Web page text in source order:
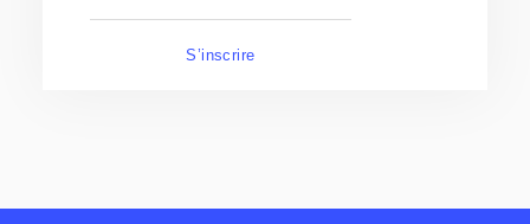
S’inscrire